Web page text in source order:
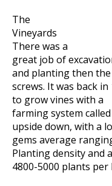
The
Vineyards
There was a
great job of
and planting then the
screws. It was back
to grow vines with a
farming system
upside down, with a
gems average
Planting density and
4800-5000 plants per